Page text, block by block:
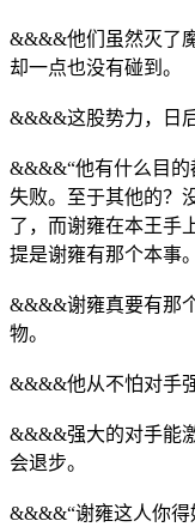
&&&&他们虽然灭了
却一点也没有碰到。
&&&&这股势力，日
&&&&“他有什么目的
失败。至于其他的？
了，而谢雍在本王手
提是谢雍有那个本事。
&&&&谢雍真要有那
物。
&&&&他从不怕对手
&&&&强大的对手能
会退步。
&&&&“谢雍这人你得